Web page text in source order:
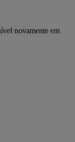
novamente em